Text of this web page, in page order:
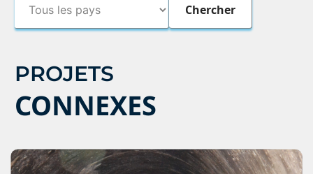
PROJETS
CONNEXES